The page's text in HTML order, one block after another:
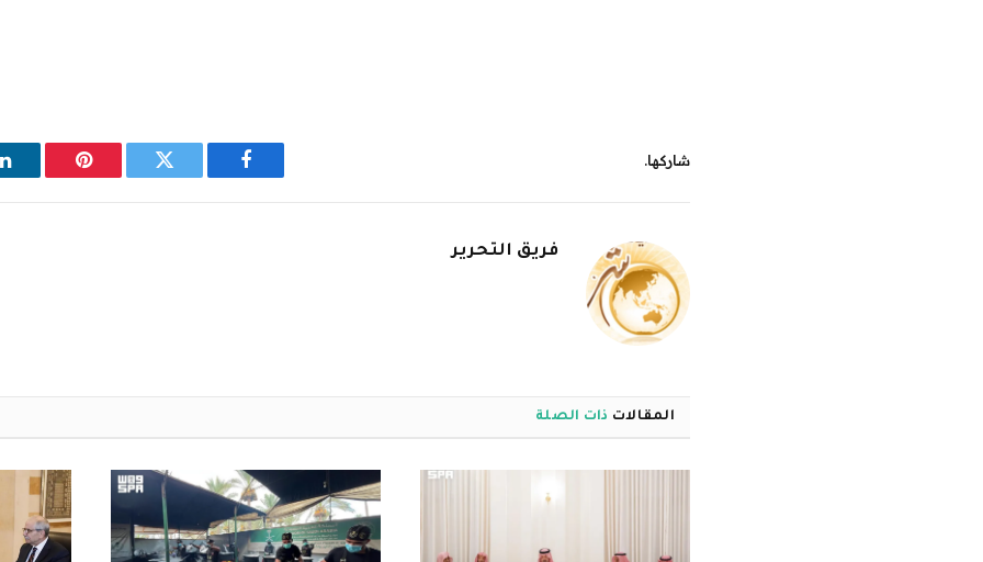
شاركها.
فيسبوك تويتر بينتيريست
فريق التحرير
المقالات ذات الصلة